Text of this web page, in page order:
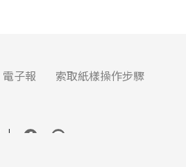
電子報
索取紙樣操作步驟